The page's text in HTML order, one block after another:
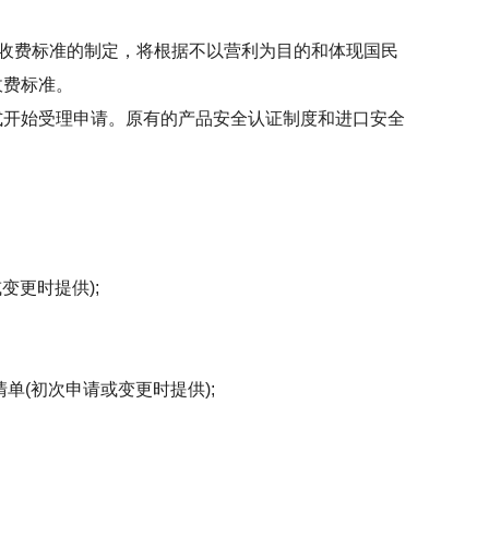
标准的制定，将根据不以营利为目的和体现国民
标准。
受理申请。原有的产品安全认证制度和进口安全
更时提供);
(初次申请或变更时提供);